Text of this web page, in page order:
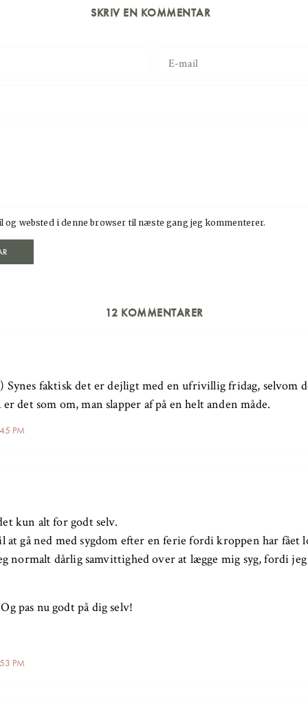
SKRIV EN KOMMENTAR
og websted i denne browser til næste gang jeg kommenterer.
12 KOMMENTARER
PM
Synes faktisk det er dejligt med en ufrivillig fridag, selvom
er det som om, man slapper af på en helt anden måde.
PM
kun alt for godt selv.
at gå ned med sygdom efter en ferie fordi kroppen har fået
normalt dårlig samvittighed over at lægge mig syg, fordi
pas nu godt på dig selv!